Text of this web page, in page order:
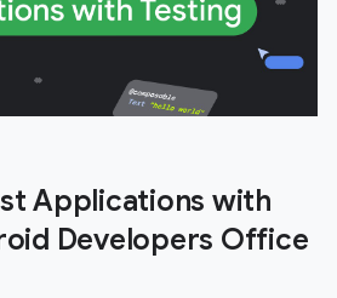
Applications with
Developers Office